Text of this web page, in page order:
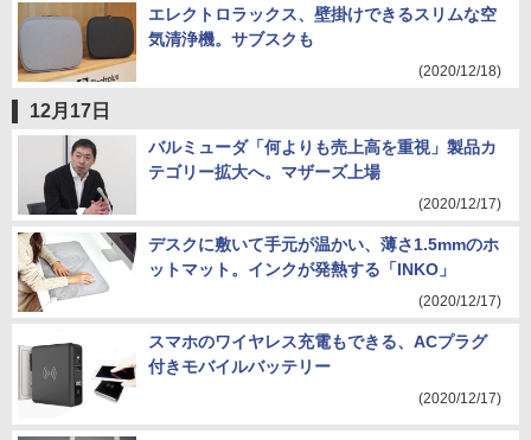
エレクトロラックス、壁掛けできるスリムな空
気清浄機。サブスクも
(2020/12/18)
12月17日
バルミューダ「何よりも売上高を重視」製品カ
テゴリー拡大へ。マザーズ上場
(2020/12/17)
デスクに敷いて手元が温かい、薄さ1.5mmのホ
ットマット。インクが発熱する「INKO」
(2020/12/17)
スマホのワイヤレス充電もできる、ACプラグ
付きモバイルバッテリー
(2020/12/17)